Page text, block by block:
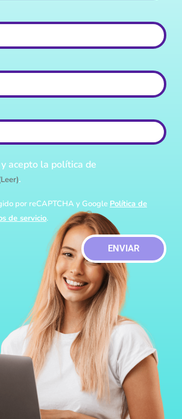
acepto la política de
.
por reCAPTCHA y Google Política de
de servicio.
ENVIAR